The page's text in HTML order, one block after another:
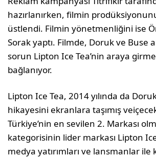
hazırlanırken, filmin
üstlendi. Filmin yönetmenliğini ise
Sorak yaptı. Filmde, Doruk ve Buse
sorun Lipton Ice Tea’nin araya
bağlanıyor.
Lipton Ice Tea, 2014 yılında da
hikayesini ekranlara taşımış
Türkiye’nin en sevilen 2. Markası
kategorisinin lider markası Lipton Ice
medya yatırımları ve lansmanlar ile